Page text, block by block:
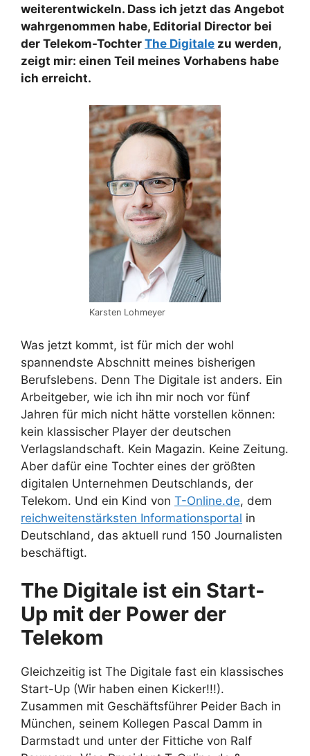
weiterentwickeln. Dass ich jetzt das Angebot
wahrgenommen habe, Editorial Director bei
der Telekom-Tochter The Digitale zu werden,
zeigt mir: einen Teil meines Vorhabens habe
ich erreicht.
Karsten Lohmeyer
Was jetzt kommt, ist für mich der wohl
spannendste Abschnitt meines bisherigen
Berufslebens. Denn The Digitale ist anders. Ein
Arbeitgeber, wie ich ihn mir noch vor fünf
Jahren für mich nicht hätte vorstellen können:
kein klassischer Player der deutschen
Verlagslandschaft. Kein Magazin. Keine Zeitung.
Aber dafür eine Tochter eines der größten
digitalen Unternehmen Deutschlands, der
Telekom. Und ein Kind von T-Online.de, dem
reichweitenstärksten Informationsportal in
Deutschland, das aktuell rund 150 Journalisten
beschäftigt.
The Digitale ist ein Start-
Up mit der Power der
Telekom
Gleichzeitig ist The Digitale fast ein klassisches
Start-Up (Wir haben einen Kicker!!!).
Zusammen mit Geschäftsführer Peider Bach in
München, seinem Kollegen Pascal Damm in
Darmstadt und unter der Fittiche von Ralf